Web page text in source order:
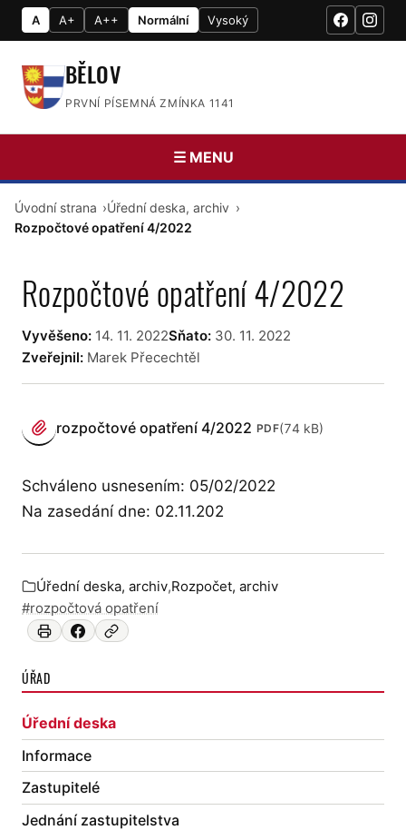
A A+ A++ Normální Vysoký
BĚLOV
PRVNÍ PÍSEMNÁ ZMÍNKA 1141
☰ MENU
Úvodní strana
Úřední deska, archiv
Rozpočtové opatření 4/2022
Rozpočtové opatření 4/2022
Vyvěšeno: 14. 11. 2022Sňato: 30. 11. 2022
Zveřejnil: Marek Přecechtěl
rozpočtové opatření 4/2022 PDF(74 kB)
(otevře se v novém panelu)
Schváleno usnesením: 05/02/2022
Na zasedání dne: 02.11.202
Zařazeno v:
Úřední deska, archiv,Rozpočet, archiv
#rozpočtová opatření
ÚŘAD
Úřední deska
Informace
Zastupitelé
Jednání zastupitelstva